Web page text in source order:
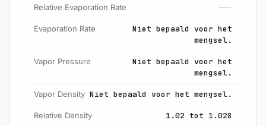
Relative Evaporation Rate ---
Evaporation Rate
Niet bepaald voor het
mengsel.
Vapor Pressure
Niet bepaald voor het
mengsel.
Vapor Density Niet bepaald voor het mengsel.
Relative Density 1.02 tot 1.028